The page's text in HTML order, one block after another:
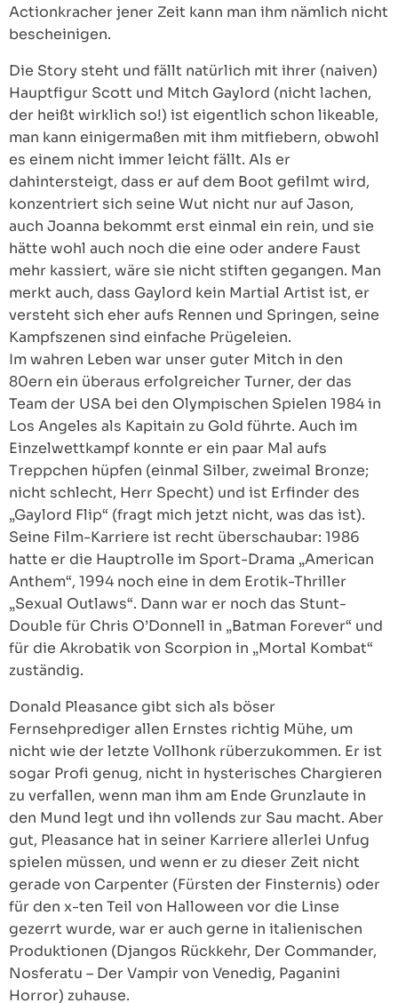
Actionkracher jener Zeit kann man ihm nämlich nicht
bescheinigen.
Die Story steht und fällt natürlich mit ihrer (naiven)
Hauptfigur Scott und Mitch Gaylord (nicht lachen,
der heißt wirklich so!) ist eigentlich schon likeable,
man kann einigermaßen mit ihm mitfiebern, obwohl
es einem nicht immer leicht fällt. Als er
dahintersteigt, dass er auf dem Boot gefilmt wird,
konzentriert sich seine Wut nicht nur auf Jason,
auch Joanna bekommt erst einmal ein rein, und sie
hätte wohl auch noch die eine oder andere Faust
mehr kassiert, wäre sie nicht stiften gegangen. Man
merkt auch, dass Gaylord kein Martial Artist ist, er
versteht sich eher aufs Rennen und Springen, seine
Kampfszenen sind einfache Prügeleien.
Im wahren Leben war unser guter Mitch in den
80ern ein überaus erfolgreicher Turner, der das
Team der USA bei den Olympischen Spielen 1984 in
Los Angeles als Kapitain zu Gold führte. Auch im
Einzelwettkampf konnte er ein paar Mal aufs
Treppchen hüpfen (einmal Silber, zweimal Bronze;
nicht schlecht, Herr Specht) und ist Erfinder des
„Gaylord Flip“ (fragt mich jetzt nicht, was das ist).
Seine Film-Karriere ist recht überschaubar: 1986
hatte er die Hauptrolle im Sport-Drama „American
Anthem“, 1994 noch eine in dem Erotik-Thriller
„Sexual Outlaws“. Dann war er noch das Stunt-
Double für Chris O’Donnell in „Batman Forever“ und
für die Akrobatik von Scorpion in „Mortal Kombat“
zuständig.
Donald Pleasance gibt sich als böser
Fernsehprediger allen Ernstes richtig Mühe, um
nicht wie der letzte Vollhonk rüberzukommen. Er ist
sogar Profi genug, nicht in hysterisches Chargieren
zu verfallen, wenn man ihm am Ende Grunzlaute in
den Mund legt und ihn vollends zur Sau macht. Aber
gut, Pleasance hat in seiner Karriere allerlei Unfug
spielen müssen, und wenn er zu dieser Zeit nicht
gerade von Carpenter (Fürsten der Finsternis) oder
für den x-ten Teil von Halloween vor die Linse
gezerrt wurde, war er auch gerne in italienischen
Produktionen (Djangos Rückkehr, Der Commander,
Nosferatu – Der Vampir von Venedig, Paganini
Horror) zuhause.